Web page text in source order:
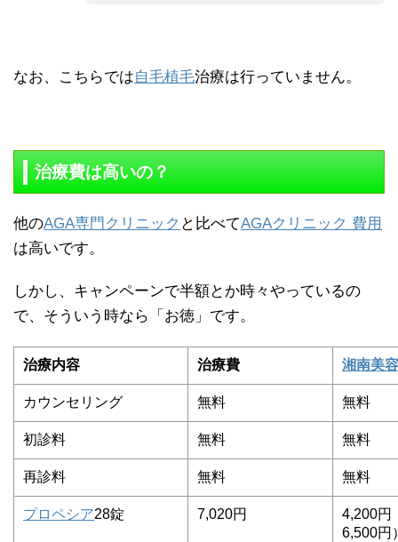
なお、こちらでは自毛植毛治療は行っていません。
治療費は高いの？
他のAGA専門クリニック と比べてAGAクリニック 費用
は高いです。
しかし、キャンペーンで半額とか時々やっているの
で、そういう時なら「お徳」です。
治療内容 治療費 湘南美
カウンセリング 無料 無料
初診料 無料 無料
再診料 無料 無料
プロペシア28錠 7,020円
4,200円
6,500円